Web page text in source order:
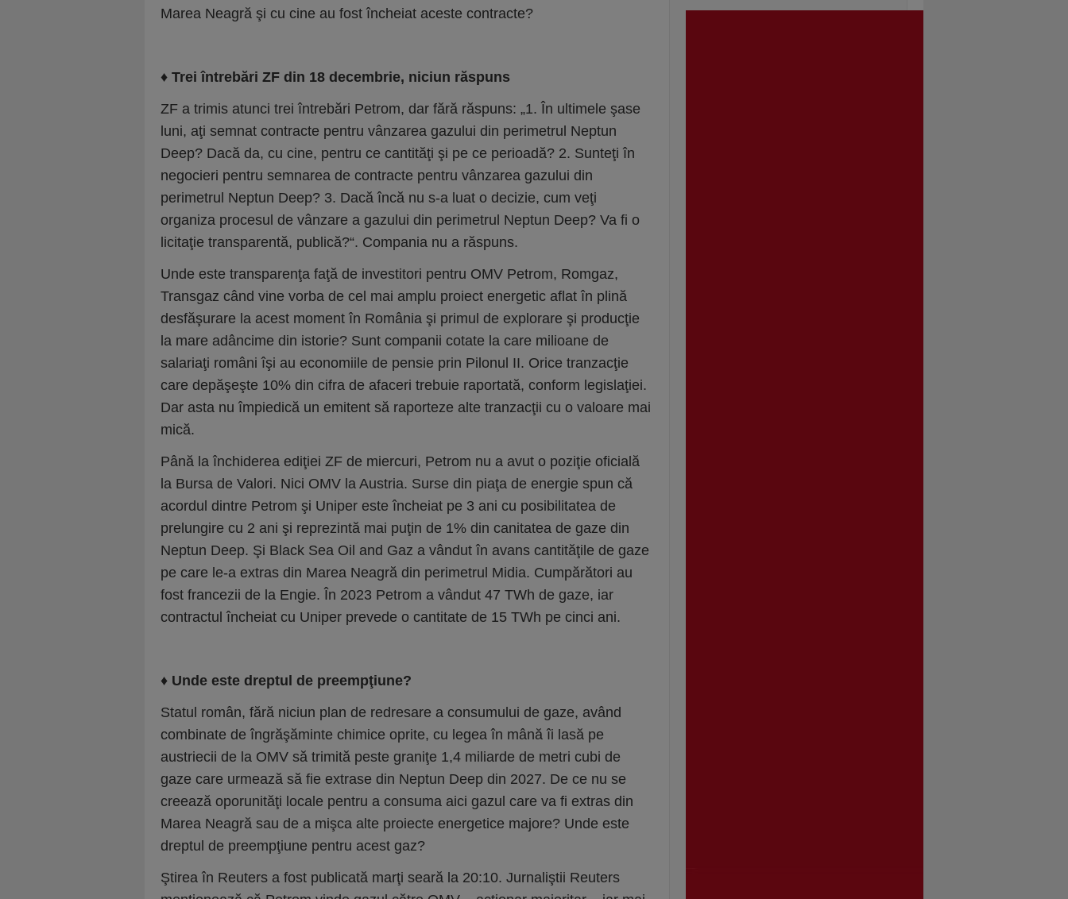
Marea Neagră şi cu cine au fost încheiat aceste contracte?
♦ Trei întrebări ZF din 18 decembrie, niciun răspuns
ZF a trimis atunci trei întrebări Petrom, dar fără răspuns: „1. În ultimele şase
luni, aţi semnat contracte pentru vânzarea gazului din peri­metrul Neptun
Deep? Dacă da, cu cine, pentru ce cantităţi şi pe ce perioadă? 2. Sunteţi în
nego­ci­eri pentru semnarea de contracte pentru vânzarea gazului din
perimetrul Neptun Deep? 3. Dacă încă nu s-a luat o decizie, cum veţi
organiza procesul de vânzare a gazului din pe­rimetrul Neptun Deep? Va fi o
licitaţie transpa­rentă, publică?“. Compania nu a răspuns.
Unde este transparenţa faţă de investitori pentru OMV Petrom, Romgaz,
Transgaz când vine vorba de cel mai amplu proiect energetic aflat în plină
desfăşurare la acest moment în România şi primul de explorare şi producţie
la mare adâncime din istorie? Sunt companii cotate la care milioane de
salariaţi români îşi au economiile de pensie prin Pilonul II. Orice tranzacţie
care depăşeşte 10% din cifra de afaceri trebuie raportată, conform legislaţiei.
Dar asta nu împiedică un emitent să raporteze alte tranzacţii cu o valoare mai
mică.
Până la închiderea ediţiei ZF de miercuri, Petrom nu a avut o poziţie oficială
la Bursa de Valori. Nici OMV la Austria. Surse din piaţa de energie spun că
acordul dintre Petrom şi Uniper este încheiat pe 3 ani cu posibilitatea de
prelungire cu 2 ani şi reprezintă mai puţin de 1% din canitatea de gaze din
Neptun Deep. Şi Black Sea Oil and Gaz a vândut în avans cantităţile de gaze
pe care le-a extras din Marea Neagră din perimetrul Midia. Cumpărători au
fost francezii de la Engie. În 2023 Petrom a vândut 47 TWh de gaze, iar
contractul încheiat cu Uniper prevede o cantitate de 15 TWh pe cinci ani.
♦ Unde este dreptul de preempţiune?
Statul român, fără niciun plan de redresare a consumului de gaze, având
combinate de îngrăşăminte chimice oprite, cu legea în mână îi lasă pe
austriecii de la OMV să trimită peste graniţe 1,4 miliarde de metri cubi de
gaze care urmează să fie extrase din Neptun Deep din 2027. De ce nu se
creează oporunităţi locale pentru a consuma aici gazul care va fi extras din
Marea Neagră sau de a mişca alte proiecte energetice majore? Unde este
dreptul de preempţiune pentru acest gaz?
Ştirea în Reuters a fost publicată marţi seară la 20:10. Jurnaliştii Reuters